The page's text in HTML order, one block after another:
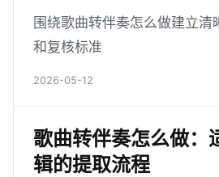
围绕歌曲转伴奏怎么做建立清
和复核标准
2026-05-12
歌曲转伴奏怎么做：
辑的提取流程